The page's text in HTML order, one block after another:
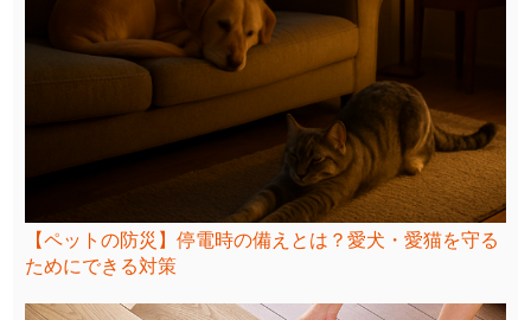
【ペットの防災】停電時の備えとは？愛犬・愛猫を守る
ためにできる対策